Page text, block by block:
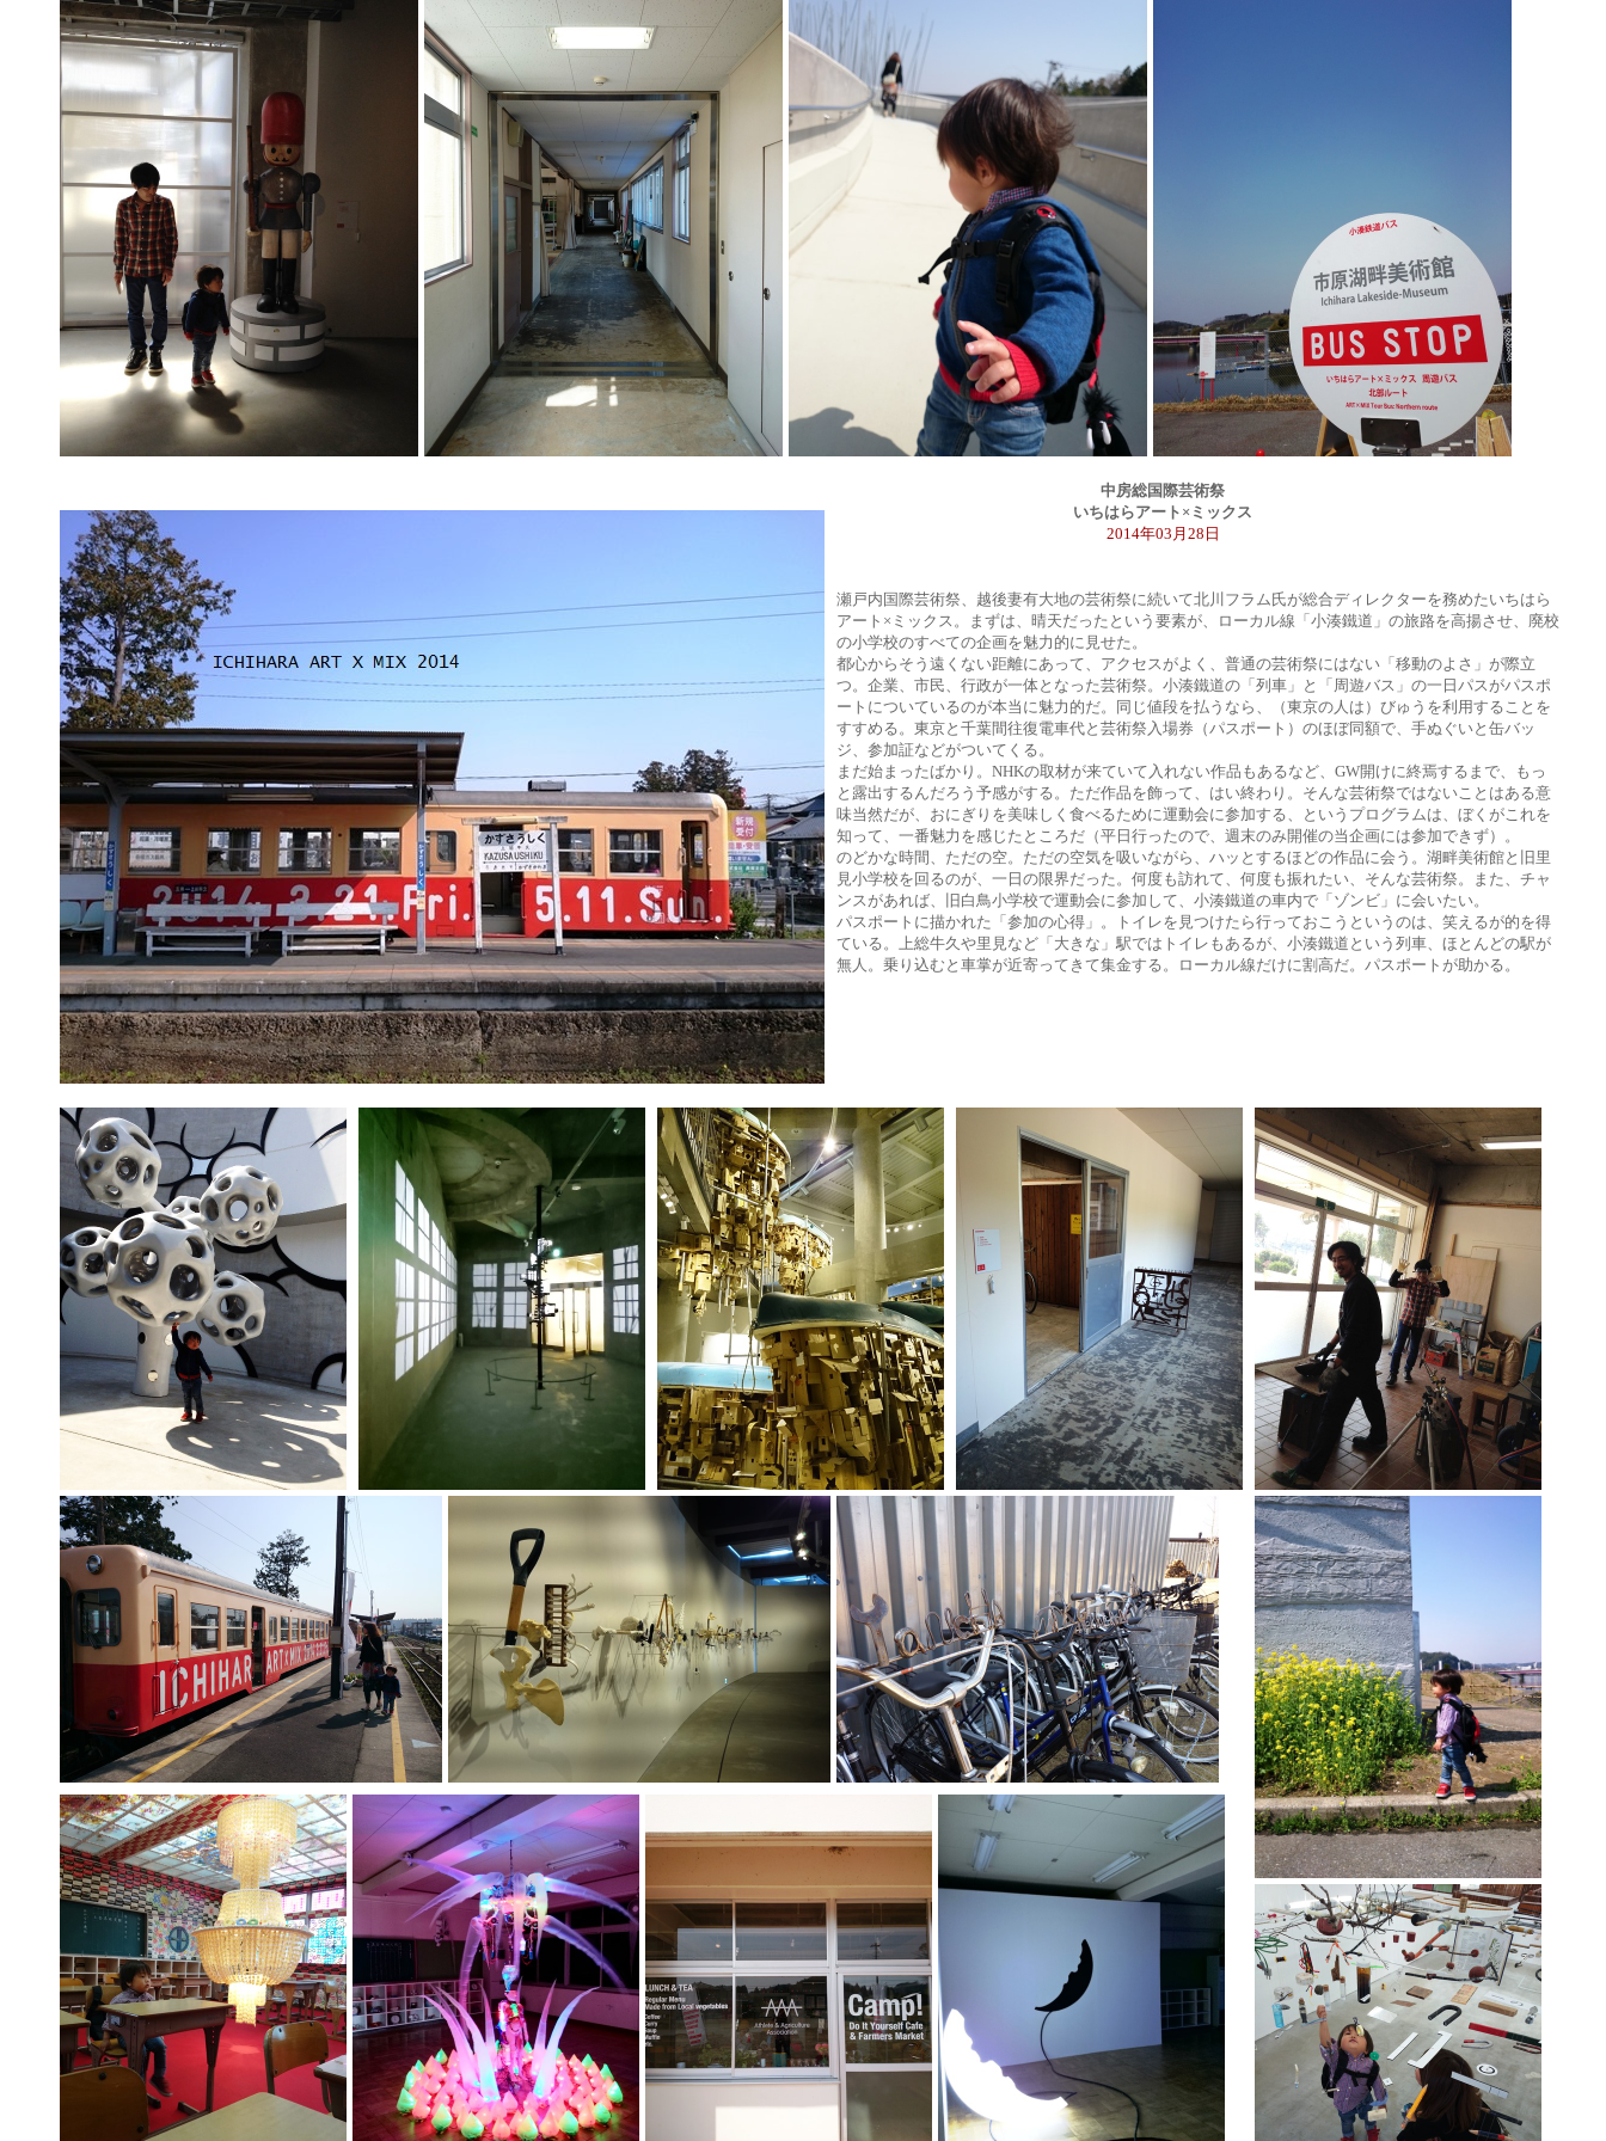
中房総国際芸術祭
いちはらアート×ミックス
2014年03月28日
瀬戸内国際芸術祭、越後妻有大地の芸術祭に続いて北川フラム氏が総合ディレクターを務めたいちはら
アート×ミックス。まずは、晴天だったという要素が、ローカル線「小湊鐵道」の旅路を高揚させ、廃校
の小学校のすべての企画を魅力的に見せた。
都心からそう遠くない距離にあって、アクセスがよく、普通の芸術祭にはない「移動のよさ」が際立
つ。企業、市民、行政が一体となった芸術祭。小湊鐵道の「列車」と「周遊バス」の一日パスがパスポ
ートについているのが本当に魅力的だ。同じ値段を払うなら、（東京の人は）びゅうを利用することを
すすめる。東京と千葉間往復電車代と芸術祭入場券（パスポート）のほぼ同額で、手ぬぐいと缶バッ
ジ、参加証などがついてくる。
まだ始まったばかり。NHKの取材が来ていて入れない作品もあるなど、GW開けに終焉するまで、もっ
と露出するんだろう予感がする。ただ作品を飾って、はい終わり。そんな芸術祭ではないことはある意
味当然だが、おにぎりを美味しく食べるために運動会に参加する、というプログラムは、ぼくがこれを
知って、一番魅力を感じたところだ（平日行ったので、週末のみ開催の当企画には参加できず）。
のどかな時間、ただの空。ただの空気を吸いながら、ハッとするほどの作品に会う。湖畔美術館と旧里
見小学校を回るのが、一日の限界だった。何度も訪れて、何度も振れたい、そんな芸術祭。また、チャ
ンスがあれば、旧白鳥小学校で運動会に参加して、小湊鐵道の車内で「ゾンビ」に会いたい。
パスポートに描かれた「参加の心得」。トイレを見つけたら行っておこうというのは、笑えるが的を得
ている。上総牛久や里見など「大きな」駅ではトイレもあるが、小湊鐵道という列車、ほとんどの駅が
無人。乗り込むと車掌が近寄ってきて集金する。ローカル線だけに割高だ。パスポートが助かる。